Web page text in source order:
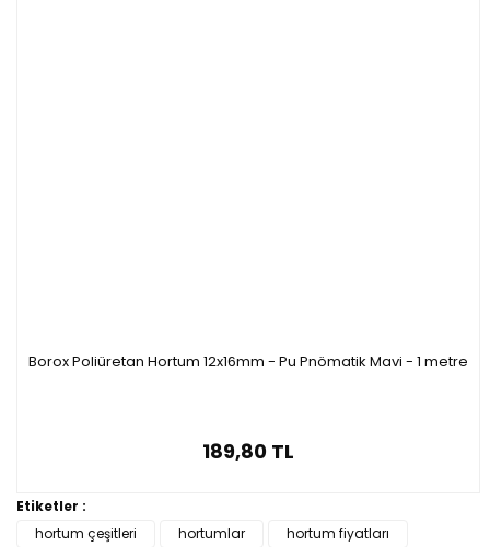
Borox Poliüretan Hortum 12x16mm - Pu Pnömatik Mavi - 1 metre
189,80 TL
Etiketler :
hortum çeşitleri
hortumlar
hortum fiyatları